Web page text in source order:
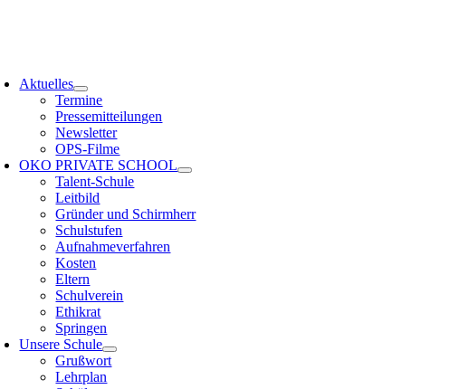
Aktuelles
Termine
Pressemitteilungen
Newsletter
OPS-Filme
OKO PRIVATE SCHOOL
Talent-Schule
Leitbild
Gründer und Schirmherr
Schulstufen
Aufnahmeverfahren
Kosten
Eltern
Schulverein
Ethikrat
Springen
Unsere Schule
Grußwort
Lehrplan